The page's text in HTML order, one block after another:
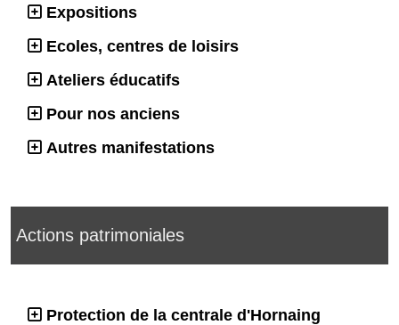
Expositions
Ecoles, centres de loisirs
Ateliers éducatifs
Pour nos anciens
Autres manifestations
Actions patrimoniales
Protection de la centrale d'Hornaing